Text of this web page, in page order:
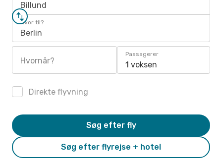
Billund
Hvor til?
Berlin
Hvornår?
Passagerer
1 voksen
Direkte flyvning
Søg efter flyrejse + hotel
Søg efter fly